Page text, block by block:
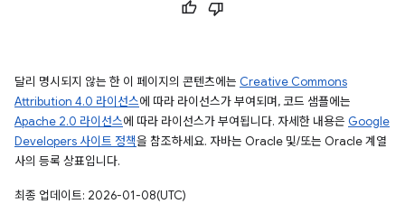
달리 명시되지 않는 한 이 페이지의 콘텐츠에는 Creative Commons
Attribution 4.0 라이선스에 따라 라이선스가 부여되며, 코드 샘플에는
Apache 2.0 라이선스에 따라 라이선스가 부여됩니다. 자세한 내용은 Google
Developers 사이트 정책을 참조하세요. 자바는 Oracle 및/또는 Oracle 계열
사의 등록 상표입니다.
최종 업데이트: 2026-01-08(UTC)